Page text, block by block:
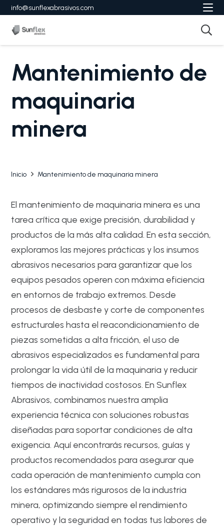
info@sunflexabrasivos.com
Mantenimiento de
maquinaria
minera
Inicio Mantenimiento de maquinaria minera
El mantenimiento de maquinaria minera es una
tarea crítica que exige precisión, durabilidad y
productos de la más alta calidad. En esta sección,
exploramos las mejores prácticas y los insumos
abrasivos necesarios para garantizar que los
equipos pesados operen con máxima eficiencia
en entornos de trabajo extremos. Desde
procesos de desbaste y corte de componentes
estructurales hasta el reacondicionamiento de
piezas sometidas a alta fricción, el uso de
abrasivos especializados es fundamental para
prolongar la vida útil de la maquinaria y reducir
tiempos de inactividad costosos. En Sunflex
Abrasivos, combinamos nuestra amplia
experiencia técnica con soluciones robustas
diseñadas para soportar condiciones de alta
exigencia. Aquí encontrarás recursos, guías y
productos recomendados para asegurar que
cada operación de mantenimiento cumpla con
los estándares más rigurosos de la industria
minera, optimizando siempre el rendimiento
operativo y la seguridad en todas tus labores de